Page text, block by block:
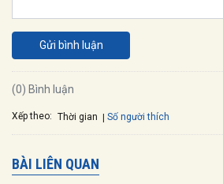
Gửi bình luận
(0) Bình luận
Xếp theo: Thời gian Số người thích
BÀI LIÊN QUAN